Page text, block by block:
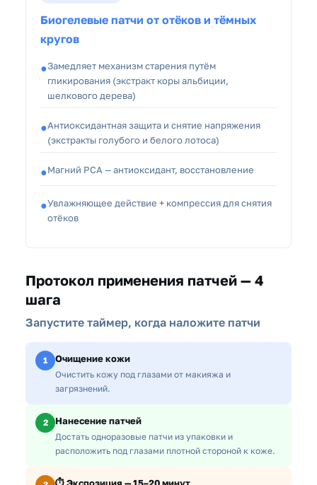
Биогелевые патчи от отёков и тёмных
кругов
●Замедляет механизм старения путём
гликирования (экстракт коры альбиции,
шелкового дерева)
●Антиоксидантная защита и снятие напряжения
(экстракты голубого и белого лотоса)
●Магний РСА — антиоксидант, восстановление
●Увлажняющее действие + компрессия для снятия
отёков
Протокол применения патчей — 4
шага
Запустите таймер, когда наложите патчи
1 Очищение кожи
Очистить кожу под глазами от макияжа и
загрязнений.
2 Нанесение патчей
Достать одноразовые патчи из упаковки и
расположить под глазами плотной стороной к коже.
⏱️ Экспозиция — 15–20 минут